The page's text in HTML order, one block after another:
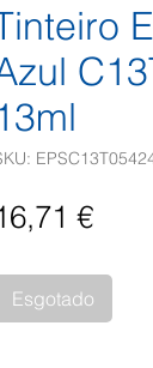
€Preço
Esgotado